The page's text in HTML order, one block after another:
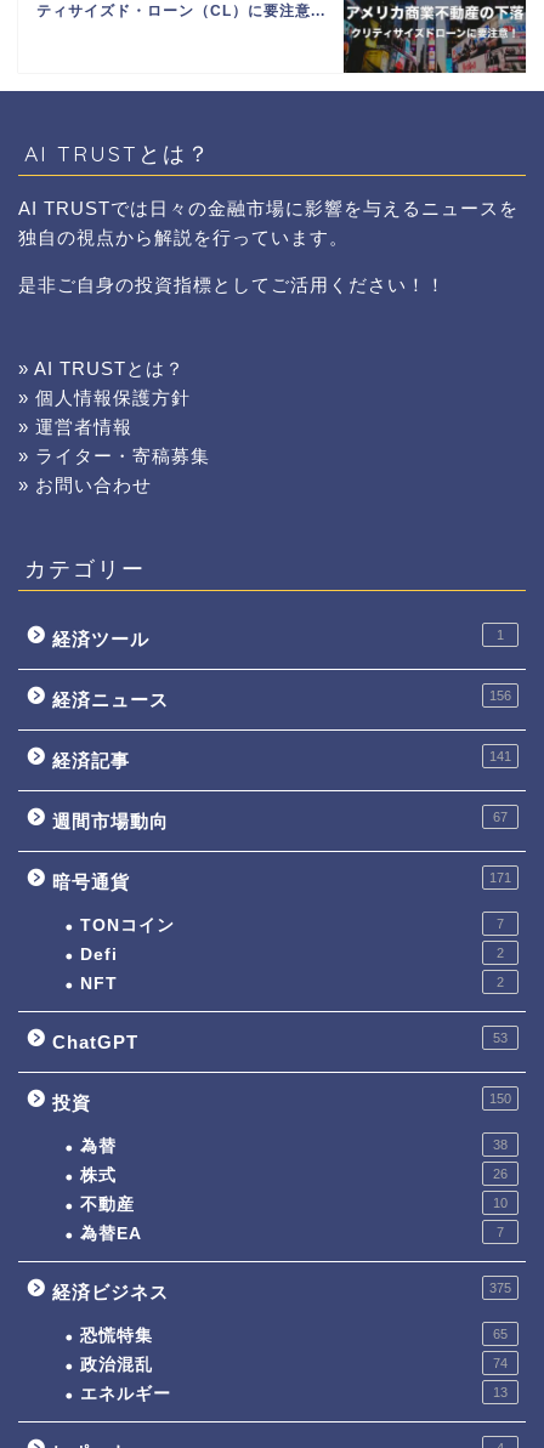
ティサイズド・ローン（CL）に要注意...
AI TRUSTとは？
AI TRUSTでは日々の金融市場に影響を与えるニュースを
独自の視点から解説を行っています。
是非ご自身の投資指標としてご活用ください！！
» AI TRUSTとは？
» 個人情報保護方針
» 運営者情報
» ライター・寄稿募集
» お問い合わせ
カテゴリー
経済ツール 1
経済ニュース 156
経済記事 141
週間市場動向 67
暗号通貨 171
TONコイン 7
Defi 2
NFT 2
ChatGPT 53
投資 150
為替 38
株式 26
不動産 10
為替EA 7
経済ビジネス 375
恐慌特集 65
政治混乱 74
エネルギー 13